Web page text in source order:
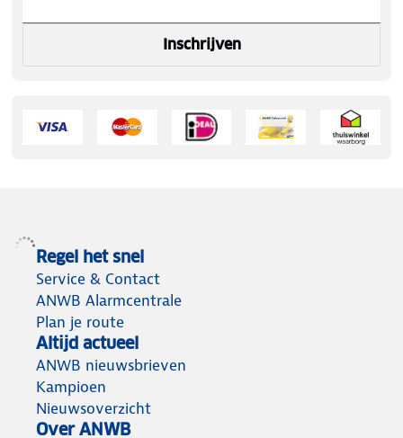
Inschrijven
Regel het snel
Service & Contact
ANWB Alarmcentrale
Plan je route
Altijd actueel
ANWB nieuwsbrieven
Kampioen
Nieuwsoverzicht
Over ANWB